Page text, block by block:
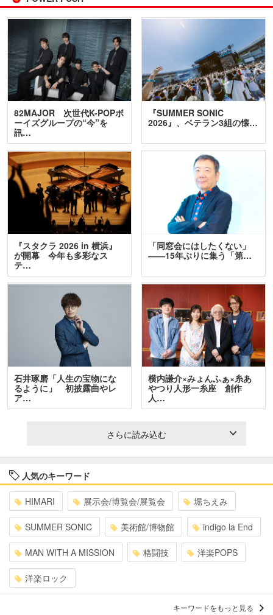
82MAJOR 次世代K-POPボ
ーイズグループの“今”を
訊…
『SUMMER SONIC
2026』、ベテラン3組の懐…
『スタクラ 2026 in 横浜』
が開幕 今年も多彩なス
テ…
「同窓会にはしたくない」
――15年ぶりに集う「第…
石井琢磨「人生の宝物にな
るように」 初披露曲やレ
ア…
横内謙介×みょんふぁ×糸あ
やつり人形一糸座 創作
人…
さらに読み込む
人気のキーワード
HIMARI 展示会/博覧会/展覧会 堀ちえみ
SUMMER SONIC 美術館/博物館 indigo la End
MAN WITH A MISSION 格闘技 洋楽POPS
洋楽ロック
キーワードをもっと見る